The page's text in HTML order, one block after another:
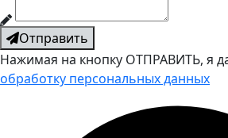
Отправить
Нажимая на кнопку ОТПРАВИТЬ, я
обработку персональных данных